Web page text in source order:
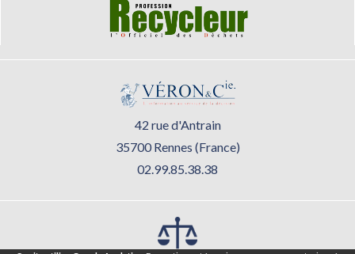
42 rue d'Antrain
35700 Rennes (France)
02.99.85.38.38